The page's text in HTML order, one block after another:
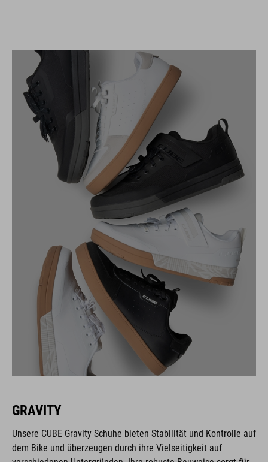
GRAVITY
Unsere CUBE Gravity Schuhe bieten Stabilität und Kontrolle auf
dem Bike und überzeugen durch ihre Vielseitigkeit auf